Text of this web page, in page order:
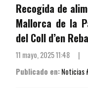
Recogida de
Mallorca de la
del Coll d’en
11 mayo, 2025 11:48 |
Publicado en:Noticias